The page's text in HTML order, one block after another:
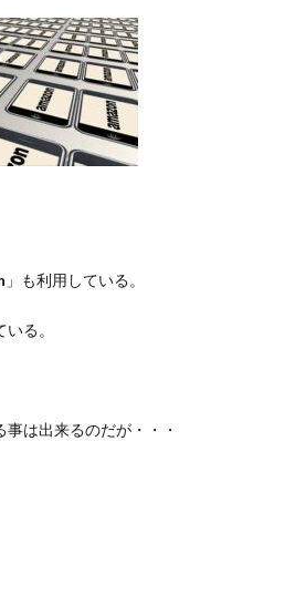
」も利用している。
る。
は出来るのだが・・・